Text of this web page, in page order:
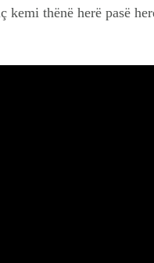
thënë herë pasë